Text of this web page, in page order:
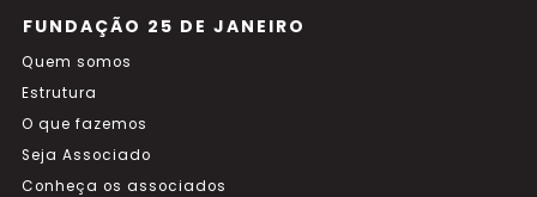
FUNDAÇÃO 25 DE JANEIRO
Quem somos
Estrutura
O que fazemos
Seja Associado
Conheça os associados